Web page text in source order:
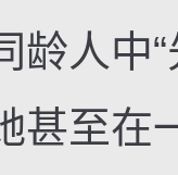
龄人中
甚至在